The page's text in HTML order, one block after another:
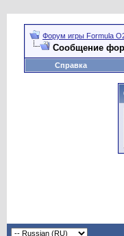
Форум игры Formula
Сообщение
Справка